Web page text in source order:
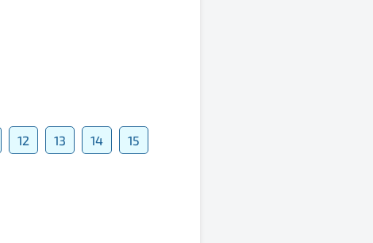
12 13 14 15